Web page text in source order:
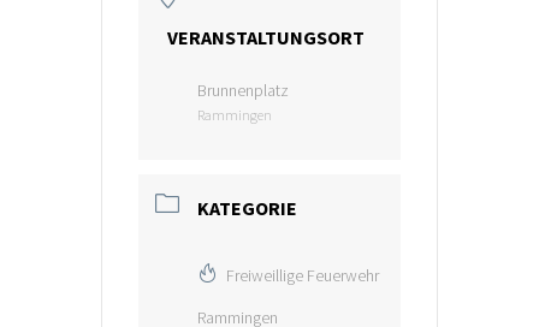
VERANSTALTUNGSORT
Brunnenplatz
Rammingen
KATEGORIE
Freiweillige Feuerwehr
Rammingen